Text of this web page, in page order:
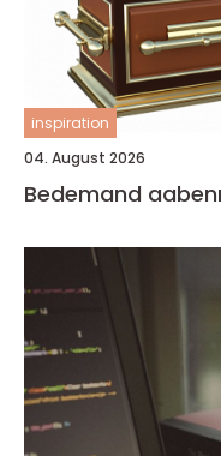
inspiration
04. August 2026